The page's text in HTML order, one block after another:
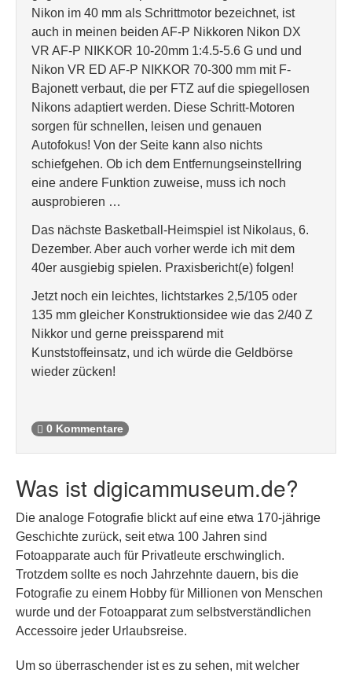
Nikon im 40 mm als Schrittmotor bezeichnet, ist
auch in meinen beiden AF-P Nikkoren Nikon DX
VR AF-P NIKKOR 10-20mm 1:4.5-5.6 G und und
Nikon VR ED AF-P NIKKOR 70-300 mm mit F-
Bajonett verbaut, die per FTZ auf die spiegellosen
Nikons adaptiert werden. Diese Schritt-Motoren
sorgen für schnellen, leisen und genauen
Autofokus! Von der Seite kann also nichts
schiefgehen. Ob ich dem Entfernungseinstellring
eine andere Funktion zuweise, muss ich noch
ausprobieren …
Das nächste Basketball-Heimspiel ist Nikolaus, 6.
Dezember. Aber auch vorher werde ich mit dem
40er ausgiebig spielen. Praxisbericht(e) folgen!
Jetzt noch ein leichtes, lichtstarkes 2,5/105 oder
135 mm gleicher Konstruktionsidee wie das 2/40 Z
Nikkor und gerne preissparend mit
Kunststoffeinsatz, und ich würde die Geldbörse
wieder zücken!
0 Kommentare
Was ist digicammuseum.de?
Die analoge Fotografie blickt auf eine etwa 170-jährige
Geschichte zurück, seit etwa 100 Jahren sind
Fotoapparate auch für Privatleute erschwinglich.
Trotzdem sollte es noch Jahrzehnte dauern, bis die
Fotografie zu einem Hobby für Millionen von Menschen
wurde und der Fotoapparat zum selbstverständlichen
Accessoire jeder Urlaubsreise.
Um so überraschender ist es zu sehen, mit welcher